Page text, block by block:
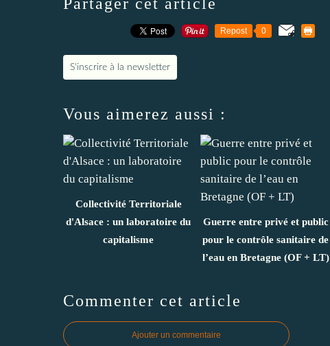
Repost 0
S'inscrire à la newsletter
Vous aimerez aussi :
Collectivité Territoriale
d'Alsace : un laboratoire du
capitalisme
Guerre entre privé et public
pour le contrôle sanitaire de
l’eau en Bretagne (OF + LT)
Commenter cet article
Ajouter un commentaire